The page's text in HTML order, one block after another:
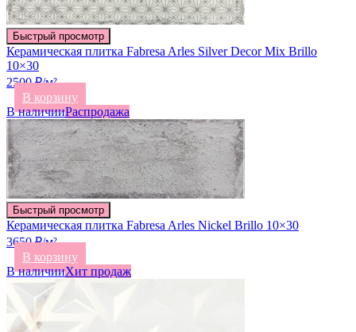
Быстрый просмотр
Керамическая плитка Fabresa Arles Silver Decor Mix Brillo
10×30
2500 ₽/м²
В корзину
В наличииРаспродажа
Быстрый просмотр
Керамическая плитка Fabresa Arles Nickel Brillo 10×30
3650 ₽/м²
В корзину
В наличииХит продаж